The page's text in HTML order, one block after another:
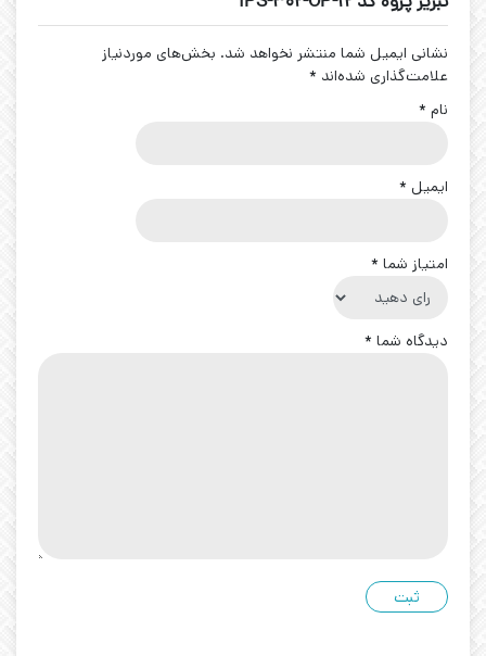
نشانی ایمیل شما منتشر نخواهد شد. بخش‌های موردنیاز
علامت‌گذاری شده‌اند *
نام *
ایمیل *
امتیاز شما *
دیدگاه شما *